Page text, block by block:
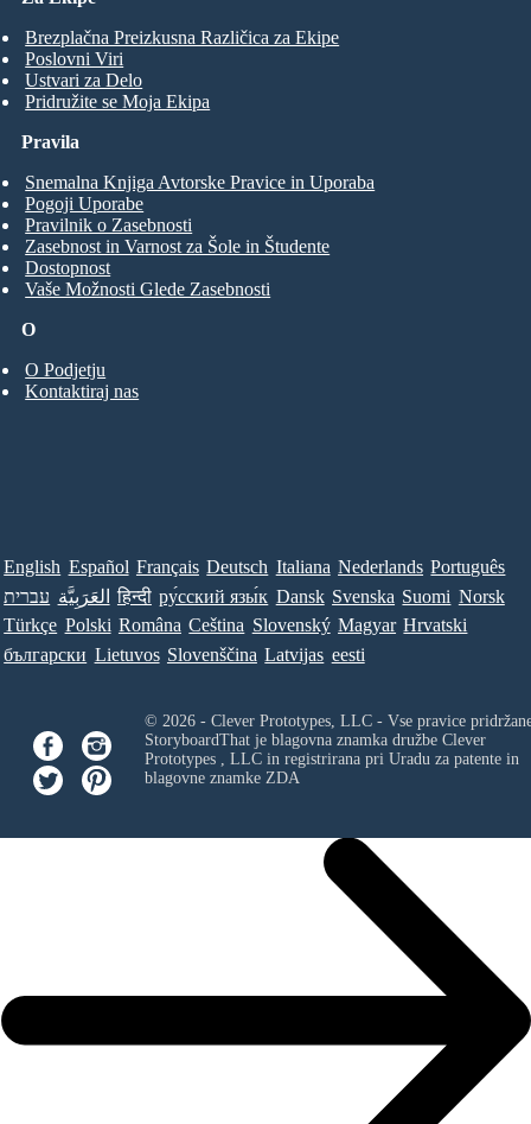
Brezplačna Preizkusna Različica za Ekipe
Poslovni Viri
Ustvari za Delo
Pridružite se Moja Ekipa
O
O Podjetju
Kontaktiraj nas
Pravila
Snemalna Knjiga Avtorske Pravice in Uporaba
Pogoji Uporabe
Pravilnik o Zasebnosti
Zasebnost in Varnost za Šole in Študente
Dostopnost
Vaše Možnosti Glede Zasebnosti
English Español Français Deutsch Italiana Nederlands Português
עברית العَرَبِيَّة हिन्दी ру́сский язы́к Dansk Svenska Suomi Norsk
Türkçe Polski Româna Ceština Slovenský Magyar Hrvatski
български Lietuvos Slovenščina Latvijas eesti
© 2026 - Clever Prototypes, LLC - Vse pravice
StoryboardThat je blagovna znamka družbe Clever
Prototypes , LLCin registrirana pri Uradu za patente in
blagovne znamke ZDA